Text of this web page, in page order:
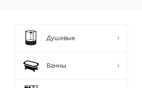
Душевые
Ванны